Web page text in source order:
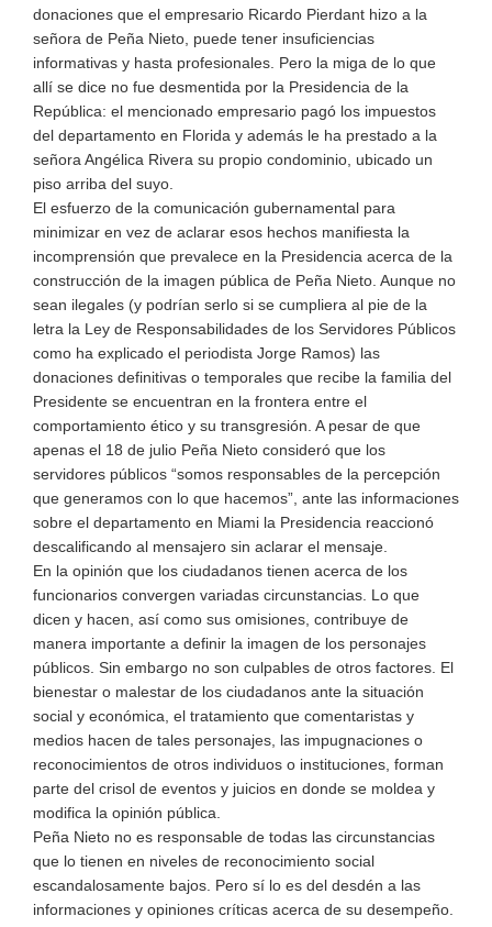
donaciones que el empresario Ricardo Pierdant hizo a la
señora de Peña Nieto, puede tener insuficiencias
informativas y hasta profesionales. Pero la miga de lo que
allí se dice no fue desmentida por la Presidencia de la
República: el mencionado empresario pagó los impuestos
del departamento en Florida y además le ha prestado a la
señora Angélica Rivera su propio condominio, ubicado un
piso arriba del suyo.
El esfuerzo de la comunicación gubernamental para
minimizar en vez de aclarar esos hechos manifiesta la
incomprensión que prevalece en la Presidencia acerca de la
construcción de la imagen pública de Peña Nieto. Aunque no
sean ilegales (y podrían serlo si se cumpliera al pie de la
letra la Ley de Responsabilidades de los Servidores Públicos
como ha explicado el periodista Jorge Ramos) las
donaciones definitivas o temporales que recibe la familia del
Presidente se encuentran en la frontera entre el
comportamiento ético y su transgresión. A pesar de que
apenas el 18 de julio Peña Nieto consideró que los
servidores públicos “somos responsables de la percepción
que generamos con lo que hacemos”, ante las informaciones
sobre el departamento en Miami la Presidencia reaccionó
descalificando al mensajero sin aclarar el mensaje.
En la opinión que los ciudadanos tienen acerca de los
funcionarios convergen variadas circunstancias. Lo que
dicen y hacen, así como sus omisiones, contribuye de
manera importante a definir la imagen de los personajes
públicos. Sin embargo no son culpables de otros factores. El
bienestar o malestar de los ciudadanos ante la situación
social y económica, el tratamiento que comentaristas y
medios hacen de tales personajes, las impugnaciones o
reconocimientos de otros individuos o instituciones, forman
parte del crisol de eventos y juicios en donde se moldea y
modifica la opinión pública.
Peña Nieto no es responsable de todas las circunstancias
que lo tienen en niveles de reconocimiento social
escandalosamente bajos. Pero sí lo es del desdén a las
informaciones y opiniones críticas acerca de su desempeño.